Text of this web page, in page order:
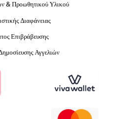
& Προωθητικού Υλικού
Διαφάνειας
Επιβράβευσης
Αγγελιών